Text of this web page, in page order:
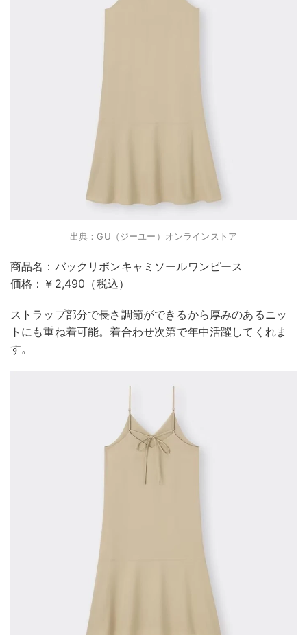
出典：GU（ジーユー）オンラインストア
商品名：バックリボンキャミソールワンピース
価格：￥2,490（税込）
ストラップ部分で長さ調節ができるから厚みのあるニッ
トにも重ね着可能。着合わせ次第で年中活躍してくれま
す。